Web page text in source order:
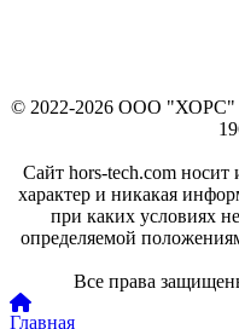
© 2022-2026 ООО "ХОРС"
Сайт hors-tech.com
характер и никакая
при каких условиях
определяемой
Все права
Главная